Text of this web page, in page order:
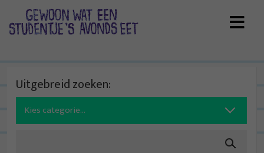
Uitgebreid zoeken:
Search
for: